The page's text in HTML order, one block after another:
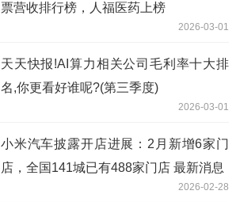
票营收排行榜，人福医药上榜
2026-03-01
天天快报!AI算力相关公司毛利率十大排
名,你更看好谁呢?(第三季度)
2026-03-01
小米汽车披露开店进展：2月新增6家门
店，全国141城已有488家门店 最新消息
2026-02-28